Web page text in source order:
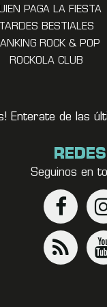
PAGA LA FIESTA
TARDES BESTIALES
ROCK & POP
ROCKOLA CLUB
Enterate de las
Seguinos en